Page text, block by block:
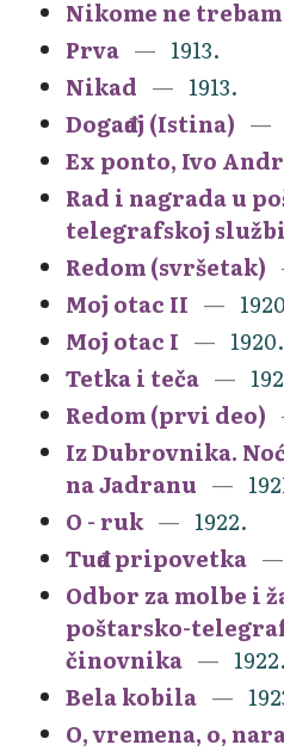
Nikome ne trebam
Prva
1913.
Nikad
1913.
Događaj (Istina)
Ex ponto, Ivo
Rad i nagrada u
telegrafskoj službi
Redom (svršetak)
Moj otac II
Moj otac I
1920.
Tetka i teča
Redom (prvi deo)
Iz Dubrovnika.
na Jadranu
O - ruk
1922.
Tuđa pripovetka
Odbor za molbe i
poštarsko-
činovnika
1922.
Bela kobila
O, vremena, o,